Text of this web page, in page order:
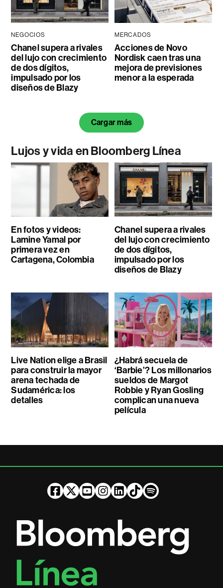
NEGOCIOS
Chanel supera a rivales
del lujo con crecimiento
de dos dígitos,
impulsado por los
diseños de Blazy
MERCADOS
Acciones de Novo
Nordisk caen tras una
mejora de previsiones
menor a la esperada
Cargar más
Lujos y vida en Bloomberg Línea
En fotos y videos:
Lamine Yamal por
primera vez en
Cartagena, Colombia
Chanel supera a rivales
del lujo con crecimiento
de dos dígitos,
impulsado por los
diseños de Blazy
Live Nation elige a Brasil
para construir la mayor
arena techada de
Sudamérica: los
detalles
¿Habrá secuela de
‘Barbie’? Los millonarios
sueldos de Margot
Robbie y Ryan Gosling
complican una nueva
película